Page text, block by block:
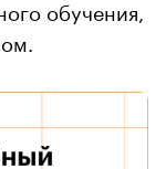
обучения,